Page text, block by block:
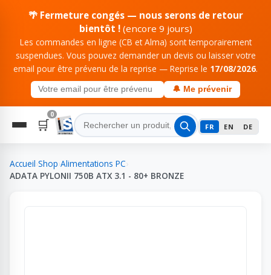
🌴 Fermeture congés — nous serons de retour
bientôt !(encore 9 jours)
Les commandes en ligne (CB et Alma) sont temporairement
suspendues. Vous pouvez demander un devis ou laisser votre
email pour être prévenu de la reprise — Reprise le 17/08/2026.
🔔 Me prévenir
🛒
0
FR EN DE
Accueil Shop Alimentations PC
ADATA PYLONII 750B ATX 3.1 - 80+ BRONZE